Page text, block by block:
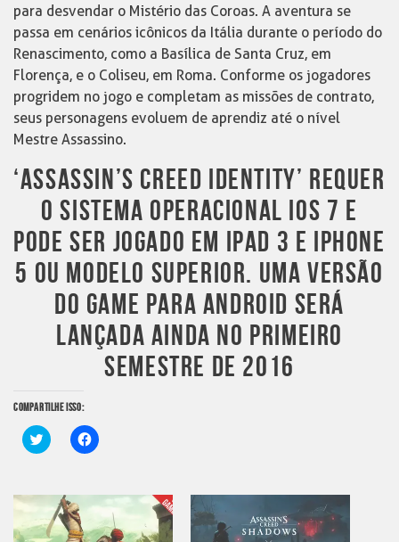
para desvendar o Mistério das Coroas. A aventura se
passa em cenários icônicos da Itália durante o período do
Renascimento, como a Basílica de Santa Cruz, em
Florença, e o Coliseu, em Roma. Conforme os jogadores
progridem no jogo e completam as missões de contrato,
seus personagens evoluem de aprendiz até o nível
Mestre Assassino.
‘ASSASSIN’S CREED IDENTITY’ REQUER
O SISTEMA OPERACIONAL IOS 7 E
PODE SER JOGADO EM IPAD 3 E IPHONE
5 OU MODELO SUPERIOR. UMA VERSÃO
DO GAME PARA ANDROID SERÁ
LANÇADA AINDA NO PRIMEIRO
SEMESTRE DE 2016
COMPARTILHE ISSO:
Clique
para
em
nova
janela)
Clique
para
em
nova
janela)